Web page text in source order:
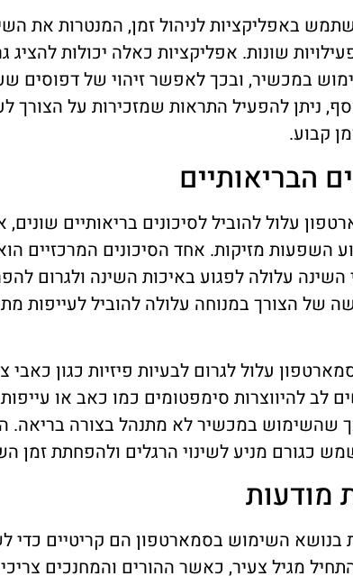
באפליקציות לניהול זמן, המנטרות את
שונות. אפליקציות כאלה יכולות להציג
במכשיר, ובכך לאפשר זיהוי של דפוסים
ניתן להפעיל התראות שמזכירות על הצורך
קבוע.
הבריאותיים
עלול להוביל לסיכונים בריאותיים
השפעות מזיקות. אחד הסיכונים המרכזיים
עלולה לפגוע באיכות השינה ולגרום
של הצורך במנוחה עלולה להוביל לעייפות
עלול לגרום לבעיות פיזיות כגון כאבי
לב להיווצרות סימפטומים כמו כאב או
שהשימוש במכשיר לא מתנהל בצורה בריאה.
כגורם מניע לשינוי הרגלים ולהפחתת זמן
מודעות
בנושא השימוש בסמארטפון הם קריטיים
מגיל צעיר, כאשר ההורים והמחנכים